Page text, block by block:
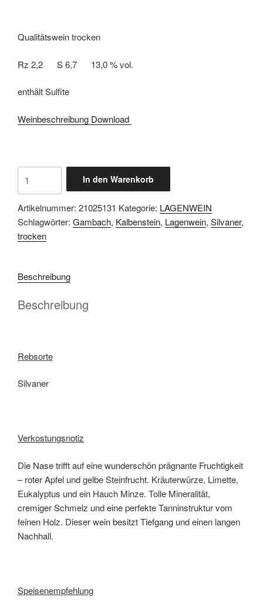
Qualitätswein trocken
Rz 2,2 S 6,7 13,0 % vol.
enthält Sulfite
Weinbeschreibung Download
SILVANER
Gambach
trocken
Menge
In den Warenkorb
Artikelnummer: 21025131 Kategorie: LAGENWEIN
Schlagwörter: Gambach, Kalbenstein, Lagenwein, Silvaner,
trocken
Beschreibung
Beschreibung
Rebsorte
Silvaner
Verkostungsnotiz
Die Nase trifft auf eine wunderschön prägnante Fruchtigkeit
– roter Apfel und gelbe Steinfrucht. Kräuterwürze, Limette,
Eukalyptus und ein Hauch Minze. Tolle Mineralität,
cremiger Schmelz und eine perfekte Tanninstruktur vom
feinen Holz. Dieser wein besitzt Tiefgang und einen langen
Nachhall.
Speisenempfehlung